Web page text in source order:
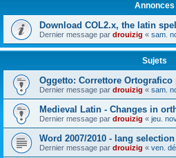
Annonces
Download COL2.x, the latin
Dernier message par drouizig « sam.
Sujets
Oggetto: Correttore
Dernier message par drouizig « sam.
Medieval Latin - Changes in
Dernier message par drouizig « jeu.
Word 2007/2010 - lang
Dernier message par drouizig « ven.